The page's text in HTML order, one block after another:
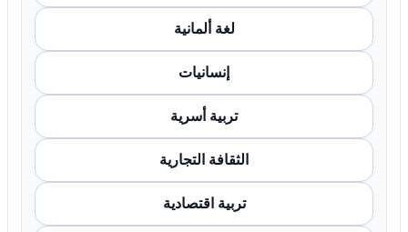
لغة ألمانية
إنسانيات
تربية أسرية
الثقافة التجارية
تربية اقتصادية